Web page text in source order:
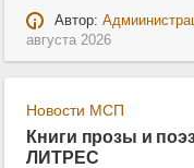
Автор:
августа 2026
Новости МСП
Книги прозы и
ЛИТРЕС